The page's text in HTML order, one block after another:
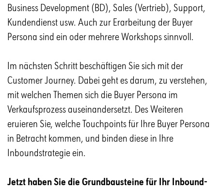
Business Development (BD), Sales (Vertrieb), Support,
Kundendienst usw. Auch zur Erarbeitung der Buyer
Persona sind ein oder mehrere Workshops sinnvoll.
Im nächsten Schritt beschäftigen Sie sich mit der
Customer Journey. Dabei geht es darum, zu verstehen,
mit welchen Themen sich die Buyer Persona im
Verkaufsprozess auseinandersetzt. Des Weiteren
eruieren Sie, welche Touchpoints für Ihre Buyer Persona
in Betracht kommen, und binden diese in Ihre
Inboundstrategie ein.
Jetzt haben Sie die Grundbausteine für Ihr Inbound-